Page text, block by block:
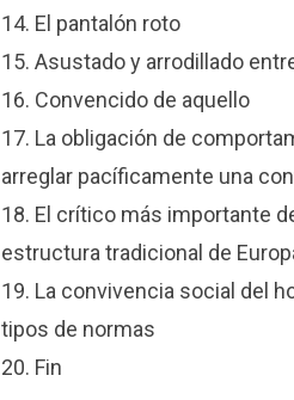
14. El pantalón roto
15. Asustado y arrodillado
16. Convencido de aquello
17. La obligación de
arreglar pacíficamente una
18. El crítico más importante
estructura tradicional de
19. La convivencia social del
tipos de normas
20. Fin